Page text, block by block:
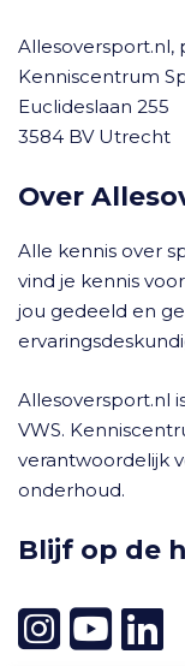
Allesoversport.nl,
Kenniscentrum
Euclideslaan 255
3584 BV Utrecht
Over
Alle kennis over
vind je kennis
jou gedeeld en
Allesoversport.nl
VWS.
verantwoordelijk
onderhoud.
Blijf op de